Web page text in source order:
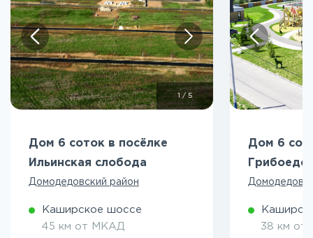
/ 5
Дом 6 соток в посёлке
Ильинская слобода
Домодедовский район
Каширское шоссе
45 км от МКАД
Дом 6
38 км